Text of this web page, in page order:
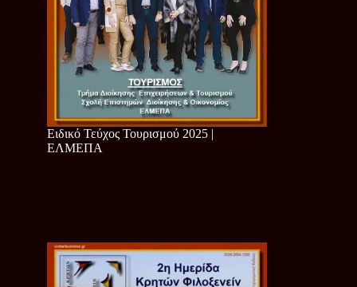
Ειδικό Τεύχος Τουρισμού 2025 |
ΕΛΜΕΠΑ